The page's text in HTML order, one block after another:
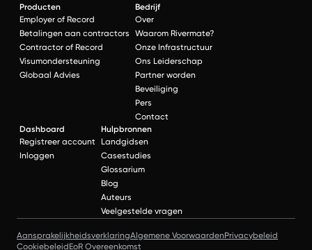
Producten
Employer of Record
Betalingen aan contractors
Contractor of Record
Visumondersteuning
Globaal Advies
Bedrijf
Over
Waarom Rivermate?
Onze Infrastructuur
Ons Leiderschap
Partner worden
Beveiliging
Pers
Contact
Dashboard
Registreer account
Inloggen
Hulpbronnen
Landgidsen
Casestudies
Glossarium
Blog
Auteurs
Veelgestelde vragen
AansprakelijkheidsverklaringAlgemene VoorwaardenPrivacybeleid
CookiebeleidEoR Overeenkomst